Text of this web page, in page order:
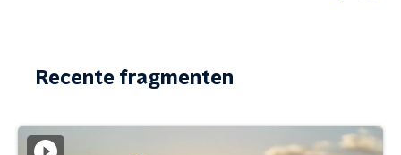
Recente fragmenten